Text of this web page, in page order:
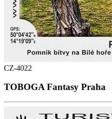
CZ-4022
TOBOGA Fantasy Praha